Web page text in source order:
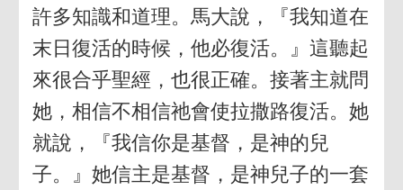
許多知識和道理。馬大說，『我知道在
末日復活的時候，他必復活。』這聽起
來很合乎聖經，也很正確。接著主就問
她，相信不相信祂會使拉撒路復活。她
就說，『我信你是基督，是神的兒
子。』她信主是基督，是神兒子的一套